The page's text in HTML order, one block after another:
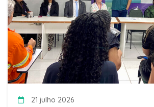
21 julho 2026